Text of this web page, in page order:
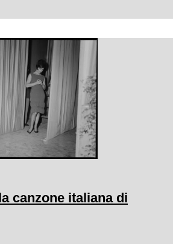
canzone italiana di